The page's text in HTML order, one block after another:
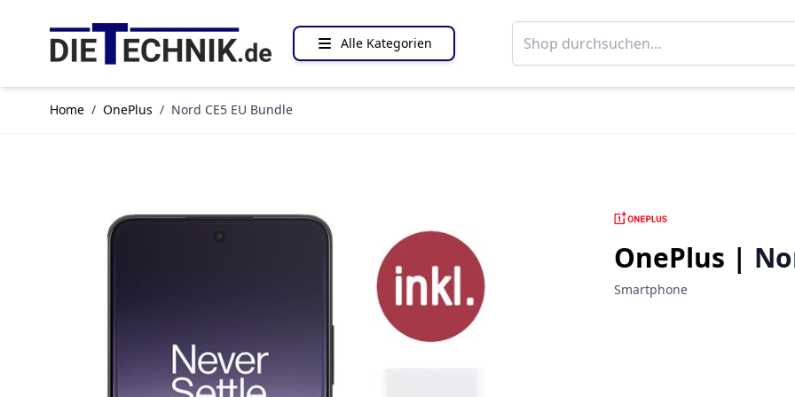
Alle Kategorien
Home / OnePlus / Nord CE5 EU Bundle
OnePlus |
Smartphone